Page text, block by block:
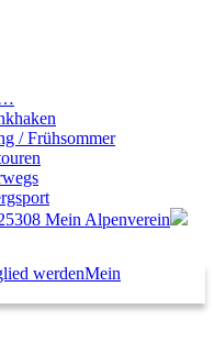
/ Frühsommer
Mein Alpenverein
Mein